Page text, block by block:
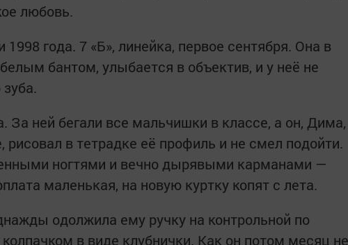
любовь.
года. 7 «Б», линейка, первое сентября. Она в
бантом, улыбается в объектив, и у неё не
За ней бегали все мальчишки в классе, а он, Дима,
рисовал в тетрадке её профиль и не смел подойти.
ногтями и вечно дырявыми карманами —
маленькая, на новую куртку копят с лета.
одолжила ему ручку на контрольной по
в виде клубнички. Как он потом месяц не